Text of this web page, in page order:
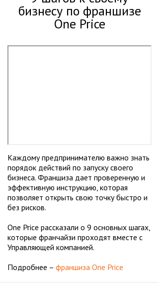
бизнесу по франшизе
One Price
Каждому предпринимателю важно знать
порядок действий по запуску своего
бизнеса. Франшиза дает проверенную и
эффективную инструкцию, которая
позволяет открыть свою точку быстро и
без рисков.
One Price рассказали о 9 основных шагах,
которые франчайзи проходят вместе с
Управляющей компанией.
Подробнее – франшиза One Price